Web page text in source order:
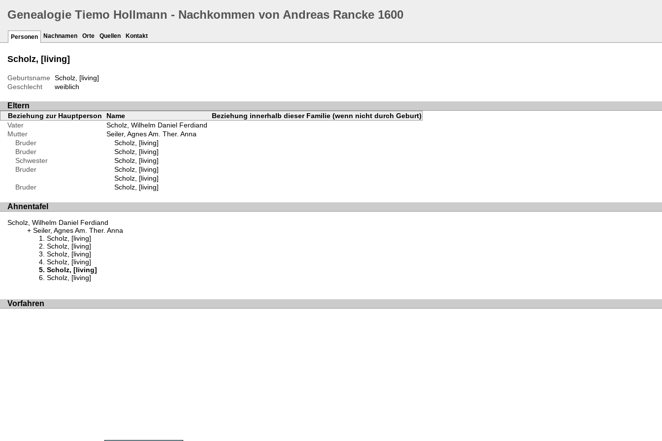
Genealogie Tiemo Hollmann - Nachkommen von Andreas Rancke 1600
Personen Nachnamen Orte Quellen Kontakt
Scholz, [living]
Geburtsname
Scholz, [living]
Geschlecht
weiblich
Eltern
Beziehung zur Hauptperson Name
Beziehung innerhalb dieser Familie (wenn nicht durch Geburt)
Vater
Scholz, Wilhelm Daniel Ferdiand
Mutter
Seiler, Agnes Am. Ther. Anna
Bruder
Scholz, [living]
Bruder
Scholz, [living]
Schwester
Scholz, [living]
Bruder
Scholz, [living]
Scholz, [living]
Bruder
Scholz, [living]
Ahnentafel
Scholz, Wilhelm Daniel Ferdiand
Seiler, Agnes Am. Ther. Anna
Scholz, [living]
Scholz, [living]
Scholz, [living]
Scholz, [living]
Scholz, [living]
Scholz, [living]
Vorfahren